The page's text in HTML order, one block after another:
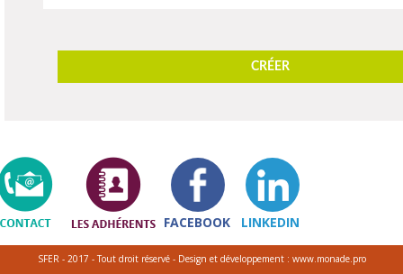
CRÉER
FACEBOOK LINKEDIN
SFER - 2017 - Tout droit réservé - Design et développement : www.monade.pro